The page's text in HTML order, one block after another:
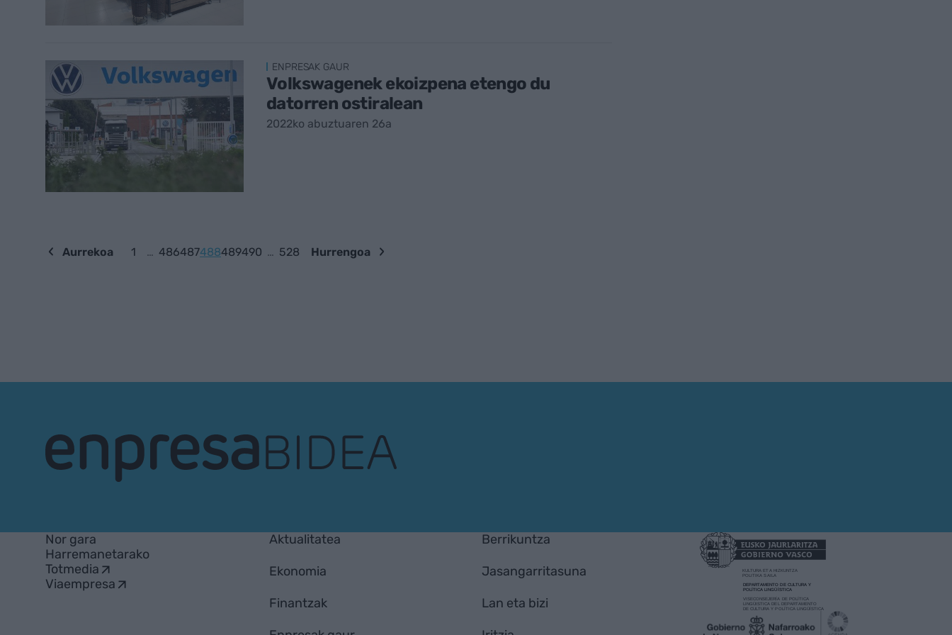
ENPRESAK GAUR
Volkswagenek ekoizpena etengo du
datorren ostiralean
2022ko abuztuaren 26a
Aurrekoa 1 … 486487488489490 … 528 Hurrengoa
Nor gara
Harremanetarako
Totmedia
Viaempresa
Aktualitatea
Ekonomia
Finantzak
Berrikuntza
Jasangarritasuna
Lan eta bizi